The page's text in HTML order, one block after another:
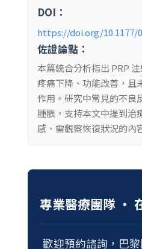
DOI：
https://doi.org/10.1177/
佐證論點：
本篇統合分析指出 PRP
疼痛下降、功能改善，且
作用。研究中常見的不良
腫脹，支持本文中提到治
感、需觀察恢復狀況的內
專業醫療團隊 ‧
歡迎預約諮詢，巴